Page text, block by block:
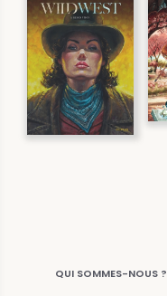
QUI SOMMES-NOUS ?